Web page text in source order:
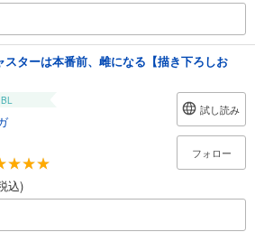
スターは本番前、雌になる【描き下ろしお
BL
込)
試し読み
フォロー